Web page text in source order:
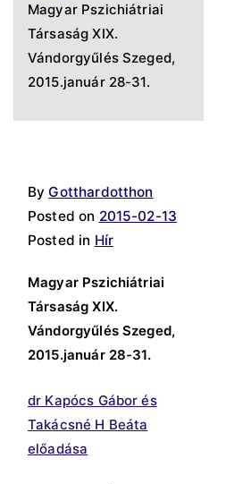
Magyar Pszichiátriai
Társaság XIX.
Vándorgyűlés Szeged,
2015.január 28-31.
ByGotthardotthon
Posted on 2015-02-13
Posted in Hír
Magyar Pszichiátriai
Társaság XIX.
Vándorgyűlés Szeged,
2015.január 28-31.
dr Kapócs Gábor és
Takácsné H Beáta
előadása